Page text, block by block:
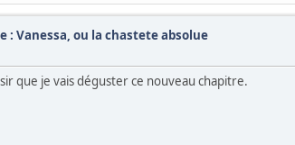
: Vanessa, ou la chastete absolue
que je vais déguster ce nouveau chapitre.